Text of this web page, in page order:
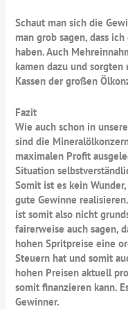
Schaut man sich die
man grob sagen, dass
haben. Auch
kamen dazu und
Kassen der großen
Fazit
Wie auch schon in
sind die
maximalen Profit
Situation
Somit ist es kein
gute Gewinne
ist somit also nicht
fairerweise auch sagen,
hohen Spritpreise eine
Steuern hat und somit
hohen Preisen aktuell
somit finanzieren kann.
Gewinner.